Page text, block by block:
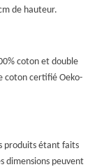
de hauteur.
coton et double
coton certifié Oeko-
produits étant faits
dimensions peuvent